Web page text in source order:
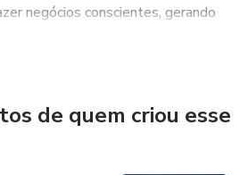
negócios conscientes, gerando
compartilhado, e, conectado às
mercado, capaz de fazer os
e valor.
de quem criou esse